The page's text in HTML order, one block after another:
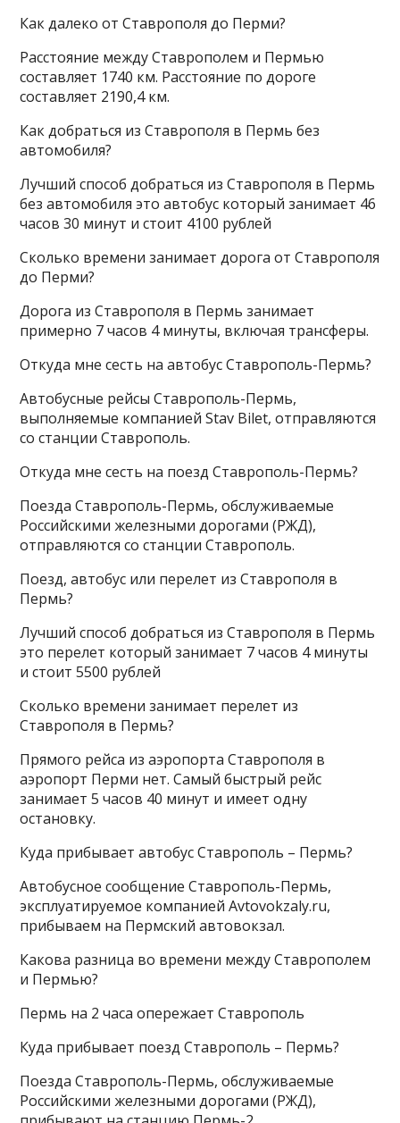
Как далеко от Ставрополя до Перми?
Расстояние между Ставрополем и Пермью
составляет 1740 км. Расстояние по дороге
составляет 2190,4 км.
Как добраться из Ставрополя в Пермь без
автомобиля?
Лучший способ добраться из Ставрополя в Пермь
без автомобиля это автобус который занимает 46
часов 30 минут и стоит 4100 рублей
Сколько времени занимает дорога от Ставрополя
до Перми?
Дорога из Ставрополя в Пермь занимает
примерно 7 часов 4 минуты, включая трансферы.
Откуда мне сесть на автобус Ставрополь-Пермь?
Автобусные рейсы Ставрополь-Пермь,
выполняемые компанией Stav Bilet, отправляются
со станции Ставрополь.
Откуда мне сесть на поезд Ставрополь-Пермь?
Поезда Ставрополь-Пермь, обслуживаемые
Российскими железными дорогами (РЖД),
отправляются со станции Ставрополь.
Поезд, автобус или перелет из Ставрополя в
Пермь?
Лучший способ добраться из Ставрополя в Пермь
это перелет который занимает 7 часов 4 минуты
и стоит 5500 рублей
Сколько времени занимает перелет из
Ставрополя в Пермь?
Прямого рейса из аэропорта Ставрополя в
аэропорт Перми нет. Самый быстрый рейс
занимает 5 часов 40 минут и имеет одну
остановку.
Куда прибывает автобус Ставрополь – Пермь?
Автобусное сообщение Ставрополь-Пермь,
эксплуатируемое компанией Avtovokzaly.ru,
прибываем на Пермский автовокзал.
Какова разница во времени между Ставрополем
и Пермью?
Пермь на 2 часа опережает Ставрополь
Куда прибывает поезд Ставрополь – Пермь?
Поезда Ставрополь-Пермь, обслуживаемые
Российскими железными дорогами (РЖД),